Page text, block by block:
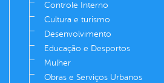
Controle Interno
Cultura e turismo
Desenvolvimento
Educação e Desportos
Mulher
Obras e Serviços Urbanos